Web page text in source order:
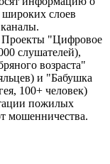
широких слоев
Проекты "Цифровое
слушателей),
возраста"
и "Бабушка
100+ человек)
пожилых
мошенничества.